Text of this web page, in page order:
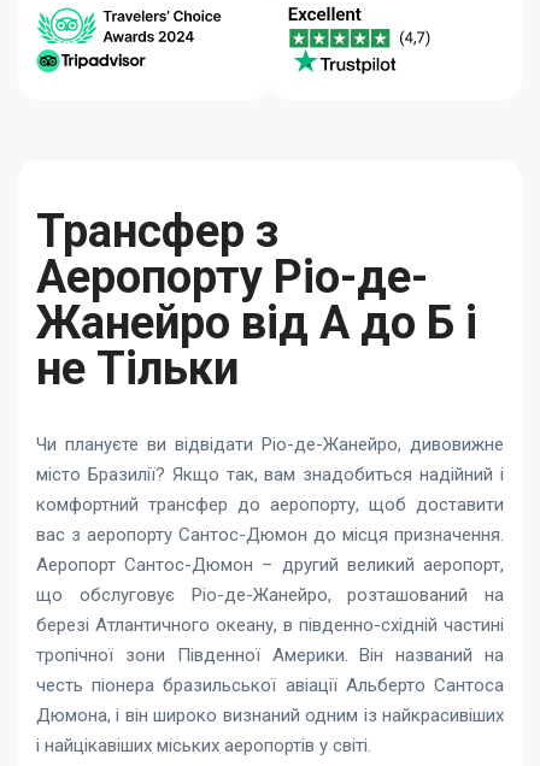
центр 24/7
Кращих Цін
Трансфер з
Аеропорту Ріо-де-
Жанейро від А до Б і
не Тільки
Чи плануєте ви відвідати Ріо-де-Жанейро, дивовижне
місто Бразилії? Якщо так, вам знадобиться надійний і
комфортний трансфер до аеропорту, щоб доставити
вас з аеропорту Сантос-Дюмон до місця призначення.
Аеропорт Сантос-Дюмон – другий великий аеропорт,
що обслуговує Ріо-де-Жанейро, розташований на
березі Атлантичного океану, в південно-східній частині
тропічної зони Південної Америки. Він названий на
честь піонера бразильської авіації Альберто Сантоса
Дюмона, і він широко визнаний одним із найкрасивіших
і найцікавіших міських аеропортів у світі.